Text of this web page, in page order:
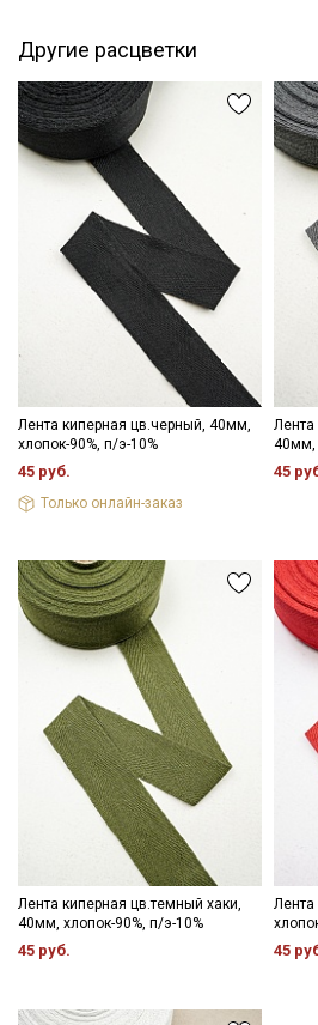
Другие расцветки
Лента киперная цв.черный, 40мм,
хлопок-90%, п/э-10%
45 руб.
Только онлайн-заказ
Лента
40мм,
45
Лента киперная цв.темный хаки,
40мм, хлопок-90%, п/э-10%
45 руб. 45
Секретная рассылка от
Мы публикуем здесь
промокоды и скидки
категории
Электронная почта
Ознакомлен(а) с
Политикой
и даюСогласие на
данных
ДаюСогласие на получение
информационных рассылок